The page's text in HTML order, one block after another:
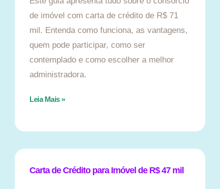
de imóvel com carta de crédito de R$ 71
mil. Entenda como funciona, as vantagens,
quem pode participar, como ser
contemplado e como escolher a melhor
administradora.
Leia Mais »
Carta de Crédito para Imóvel de R$ 47 mil